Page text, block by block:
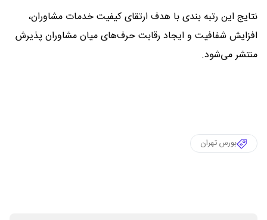
نتایج این رتبه بندی با هدف ارتقای کیفیت خدمات مشاوران،
افزایش شفافیت و ایجاد رقابت حرف‌های میان مشاوران پذیرش
منتشر می‌شود.
بورس تهران